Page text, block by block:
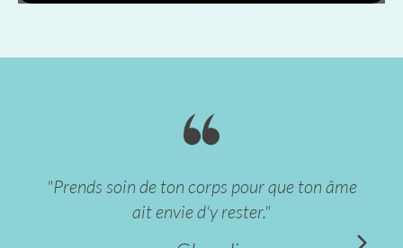
"Prends soin de ton corps pour que ton âme
ait envie d'y rester."